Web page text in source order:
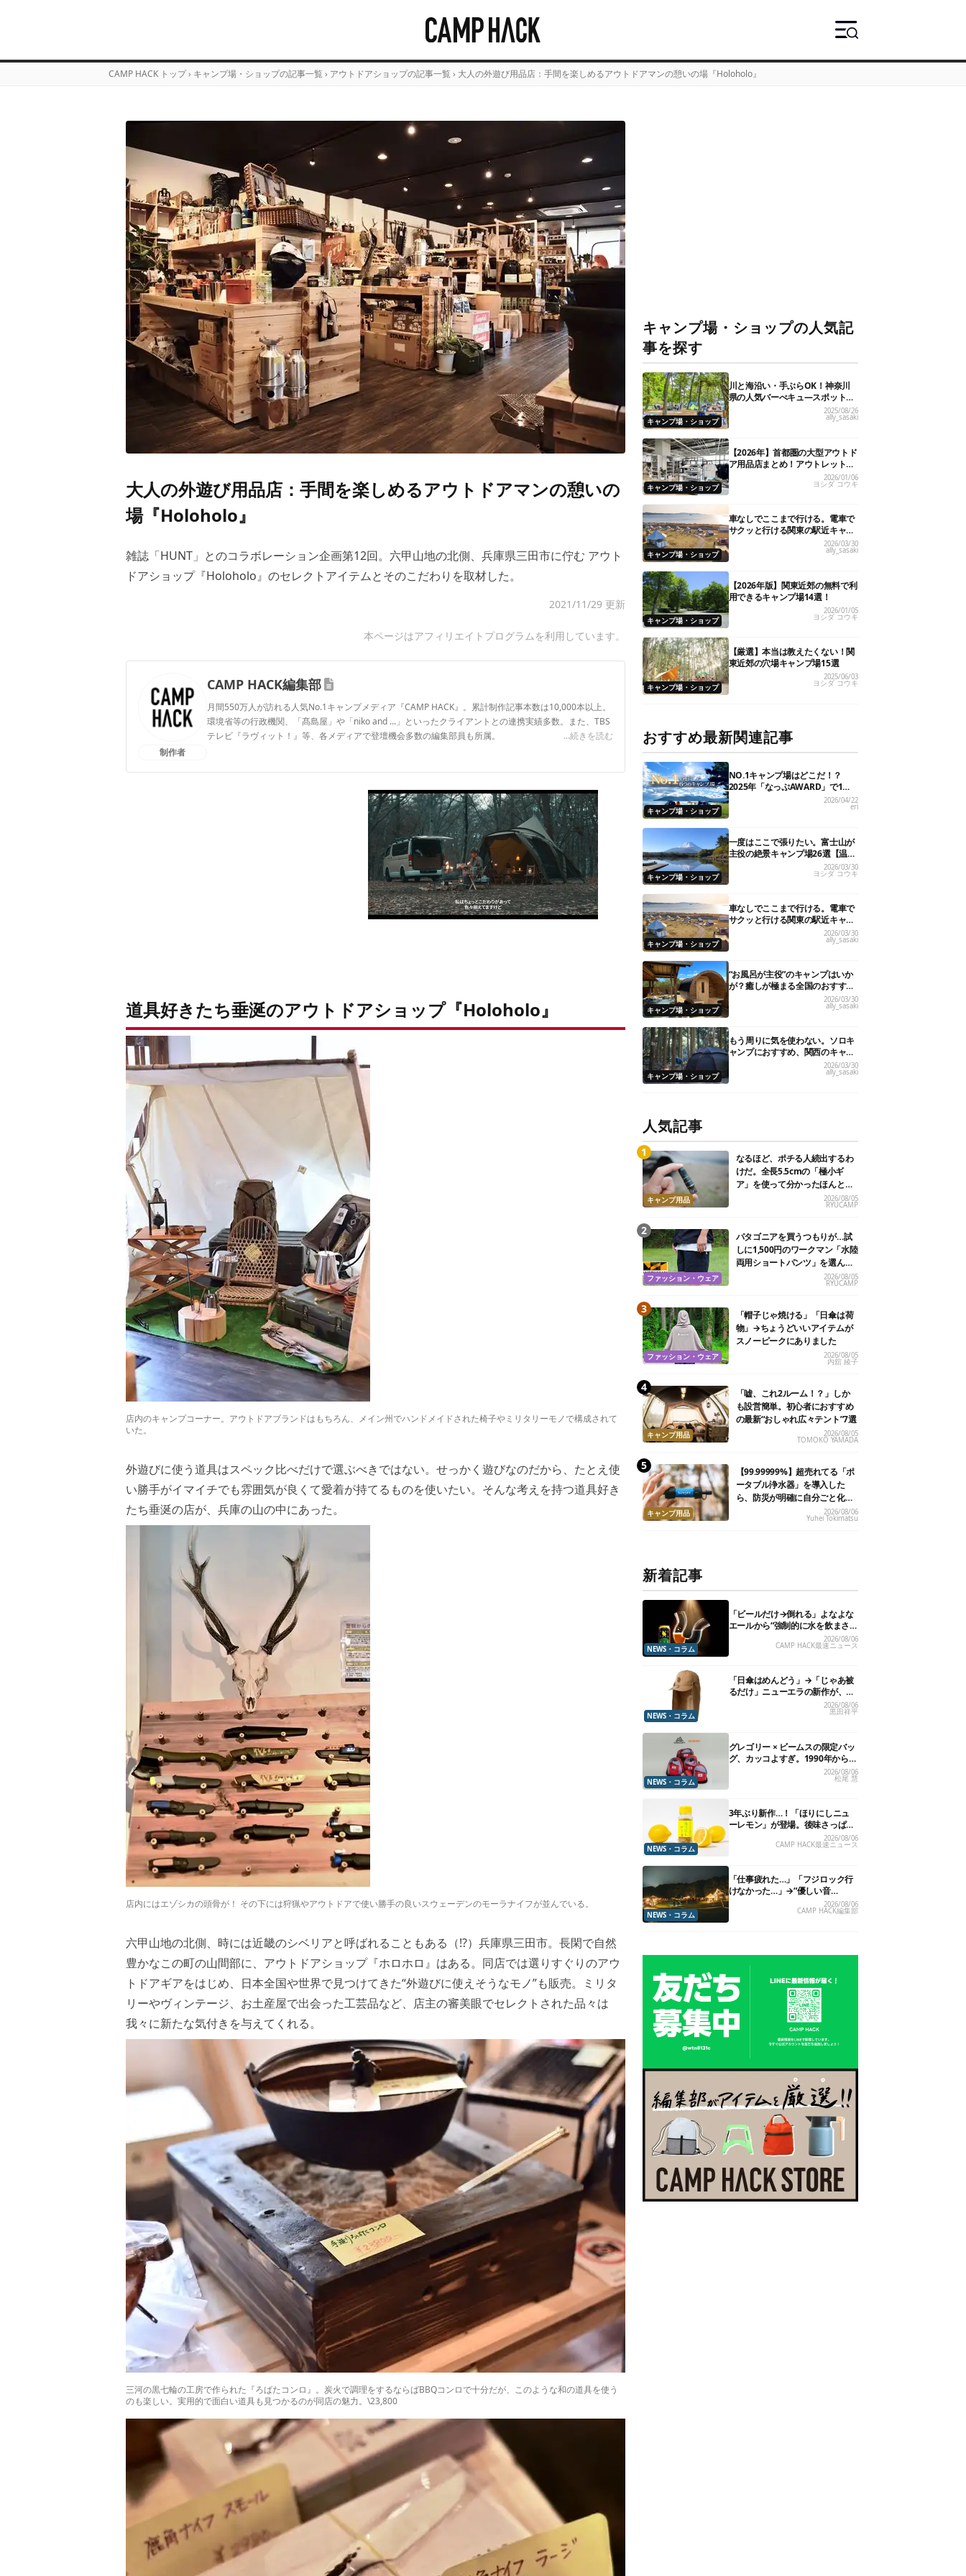
CAMP HACK トップ › キャンプ場・ショップの記事一覧 › アウトドアショップの記事一覧 › 大人の外遊び用品店：手間を楽しめるアウトドアマンの憩いの場『Holoholo』
大人の外遊び用品店：手間を楽しめるアウトドアマンの憩いの
場『Holoholo』
雑誌「HUNT」とのコラボレーション企画第12回。六甲山地の北側、兵庫県三田市に佇む アウト
ドアショップ『Holoholo』のセレクトアイテムとそのこだわりを取材した。
2021/11/29 更新
本ページはアフィリエイトプログラムを利用しています。
制作者
CAMP HACK編集部
月間550万人が訪れる人気No.1キャンプメディア『CAMP HACK』。累計制作記事本数は10,000本以上。
環境省等の行政機関、「髙島屋」や「niko and ...」といったクライアントとの連携実績多数。また、TBS
テレビ『ラヴィット！』等、各メディアで登壇機会多数の編集部員も所属。
...続きを読む
道具好きたち垂涎のアウトドアショップ『Holoholo』
店内のキャンプコーナー。アウトドアブランドはもちろん、メイン州でハンドメイドされた椅子やミリタリーモノで構成されて
いた。
外遊びに使う道具はスペック比べだけで選ぶべきではない。せっかく遊びなのだから、たとえ使
い勝手がイマイチでも雰囲気が良くて愛着が持てるものを使いたい。そんな考えを持つ道具好き
たち垂涎の店が、兵庫の山の中にあった。
店内にはエゾシカの頭骨が！ その下には狩猟やアウトドアで使い勝手の良いスウェーデンのモーラナイフが並んでいる。
六甲山地の北側、時には近畿のシベリアと呼ばれることもある（!?）兵庫県三田市。長閑で自然
豊かなこの町の山間部に、アウトドアショップ『ホロホロ』はある。同店では選りすぐりのアウ
トドアギアをはじめ、日本全国や世界で見つけてきた“外遊びに使えそうなモノ”も販売。ミリタ
リーやヴィンテージ、お土産屋で出会った工芸品など、店主の審美眼でセレクトされた品々は
我々に新たな気付きを与えてくれる。
三河の黒七輪の工房で作られた『ろばたコンロ』。炭火で調理をするならばBBQコンロで十分だが、このような和の道具を使う
のも楽しい。実用的で面白い道具も見つかるのが同店の魅力。\23,800
キャンプ場・ショップの人気記
事を探す
キャンプ場・ショップ
川と海沿い・手ぶらOK！神奈川
県の人気バーべキュ―スポット20
選
2025/08/26
ally_sasaki
キャンプ場・ショップ
【2026年】首都圏の大型アウトド
ア用品店まとめ！アウトレット情
2026/01/06
ヨシダ コウキ
キャンプ場・ショップ
車なしでここまで行ける。電車で
サクッと行ける関東の駅近キャン
プ場18選
2026/03/30
ally_sasaki
キャンプ場・ショップ
【2026年版】関東近郊の無料で利
用できるキャンプ場14選！
2026/01/05
ヨシダ コウキ
キャンプ場・ショップ
【厳選】本当は教えたくない！関
東近郊の穴場キャンプ場15選
2025/06/03
ヨシダ コウキ
おすすめ最新関連記事
キャンプ場・ショップ
NO.1キャンプ場はどこだ！？
2025年「なっぷAWARD」で1位
を獲得した人気6施設を大発表
2026/04/22
eri
キャンプ場・ショップ
一度はここで張りたい。富士山が
主役の絶景キャンプ場26選【温泉
や初心者向けまで】
2026/03/30
ヨシダ コウキ
キャンプ場・ショップ
車なしでここまで行ける。電車で
サクッと行ける関東の駅近キャン
プ場18選
2026/03/30
ally_sasaki
キャンプ場・ショップ
“お風呂が主役”のキャンプはいか
が？癒しが極まる全国のおすすめ
キャンプ場10選！
2026/03/30
ally_sasaki
キャンプ場・ショップ
もう周りに気を使わない。ソロキ
ャンプにおすすめ、関西のキャン
プ場21選
2026/03/30
ally_sasaki
人気記事
キャンプ用品
なるほど、ポチる人続出するわ
けだ。全長5.5cmの「極小ギ
ア」を使って分かったほんとの
2026/08/05
RYUCAMP
ファッション・ウェア
パタゴニアを買うつもりが…試
しに1,500円のワークマン「水陸
両用ショートパンツ」を選んだ
2026/08/05
RYUCAMP
ファッション・ウェア
「帽子じゃ焼ける」「日傘は荷
物」→ちょうどいいアイテムが
スノーピークにありました
2026/08/05
内舘 綾子
キャンプ用品
「嘘、これ2ルーム！？」しか
も設営簡単。初心者におすすめ
の最新“おしゃれ広々テント”7選
2026/08/05
TOMOKO YAMADA
キャンプ用品
【99.99999%】超売れてる「ポ
ータブル浄水器」を導入した
ら、防災が明確に自分ごと化し
2026/08/06
Yuhei Tokimatsu
新着記事
NEWS・コラム
「ビールだけ→倒れる」よなよな
エールから“強制的に水を飲まさ
2026/08/06
CAMP HACK最速ニュース
NEWS・コラム
「日傘はめんどう」→「じゃあ被
るだけ」ニューエラの新作が、真
2026/08/06
黒田祥平
NEWS・コラム
グレゴリー × ビームスの限定バッ
グ、カッコよすぎ。1990年から“3
年のみ使用”されていた、紫タグ
2026/08/06
松尾 慧
NEWS・コラム
3年ぶり新作…！「ほりにしニュ
ーレモン」が登場。後味さっぱり
の万能スパイス！【8月21日発
2026/08/06
CAMP HACK最速ニュース
NEWS・コラム
「仕事疲れた…」「フジロック行
けなかった…」→“優しい音
楽”と“大きな自然”で治癒。まだ間
2026/08/06
CAMP HACK編集部